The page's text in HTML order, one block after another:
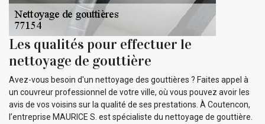
Les qualités pour effectuer le
nettoyage de gouttière
Avez-vous besoin d'un nettoyage des gouttières ? Faites appel à
un couvreur professionnel de votre ville, où vous pouvez avoir les
avis de vos voisins sur la qualité de ses prestations. À Coutencon,
l’entreprise MAURICE S. est spécialiste du nettoyage de gouttière.